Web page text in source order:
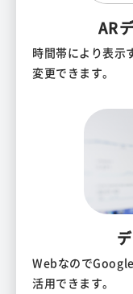
AR
時間帯により表示
変更できます。
Webなので
活用できます。